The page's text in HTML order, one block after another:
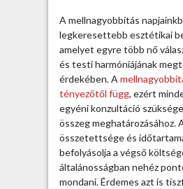
á
r
a
D
e
b
r
e
c
e
n
b
A mellnagyobbítás
legkeresettebb esztétikai
amelyet egyre több nő
és testi harmóniájának
érdekében. A
tényezőtől függ, ezért
egyéni konzultáció
összeg meghatározásához.
összetettsége és
befolyásolja a végső
általánosságban nehéz
mondani. Érdemes azt is